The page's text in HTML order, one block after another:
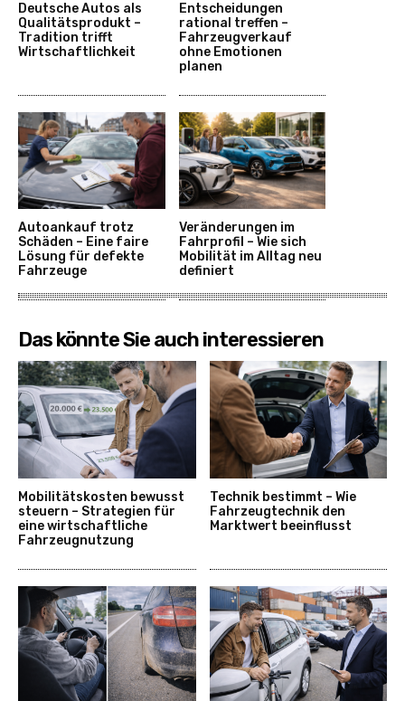
Deutsche Autos als
Qualitätsprodukt –
Tradition trifft
Wirtschaftlichkeit
Entscheidungen
rational treffen –
Fahrzeugverkauf
ohne Emotionen
planen
Autoankauf trotz
Schäden – Eine faire
Lösung für defekte
Fahrzeuge
Veränderungen im
Fahrprofil – Wie sich
Mobilität im Alltag neu
definiert
Das könnte Sie auch interessieren
Mobilitätskosten bewusst
steuern – Strategien für
eine wirtschaftliche
Fahrzeugnutzung
Technik bestimmt – Wie
Fahrzeugtechnik den
Marktwert beeinflusst